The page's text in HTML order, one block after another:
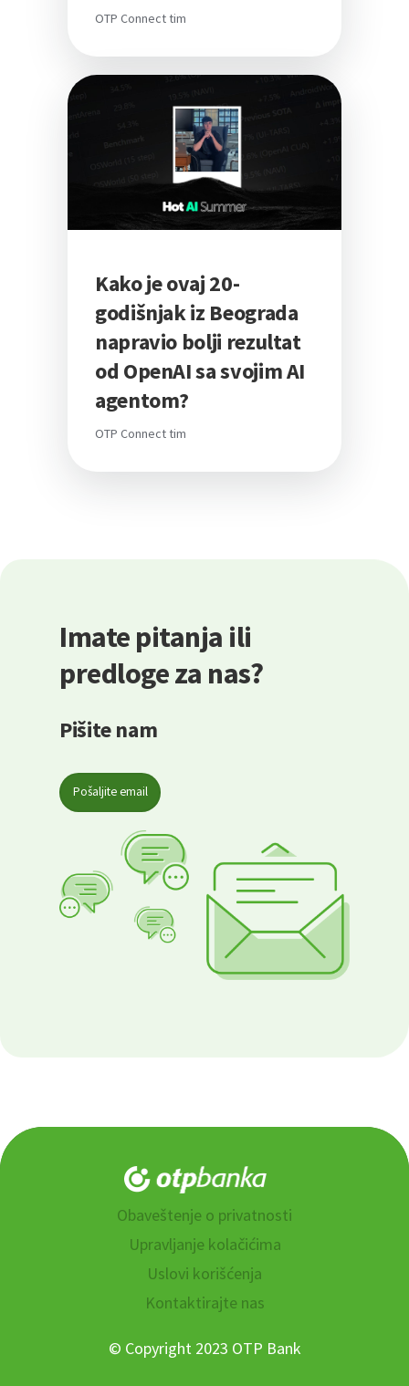
OTP Connect tim
Kako je ovaj 20-
godišnjak iz Beograda
napravio bolji rezultat
od OpenAI sa svojim AI
agentom?
OTP Connect tim
Imate pitanja ili
predloge za nas?
Pišite nam
Pošaljite email
Obaveštenje o privatnosti
Upravljanje kolačićima
Uslovi korišćenja
Kontaktirajte nas
© Copyright 2023 OTP Bank